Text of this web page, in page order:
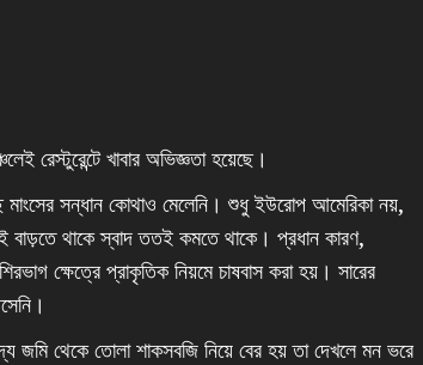
রেস্টুরেন্টে খাবার অভিজ্ঞতা হয়েছে।
মাংসের সন্ধান কোথাও মেলেনি। শুধু ইউরোপ আমেরিকা নয়,
বাড়তে থাকে স্বাদ ততই কমতে থাকে। প্রধান কারণ,
ক্ষেত্রে প্রাকৃতিক নিয়মে চাষবাস করা হয়। সারের
জমি থেকে তোলা শাকসবজি নিয়ে বের হয় তা দেখলে মন ভরে